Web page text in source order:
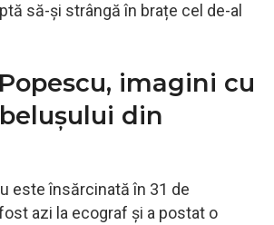
să-și strângă în brațe cel de-al
imagini cu
din
este însărcinată în 31 de
azi la ecograf și a postat o